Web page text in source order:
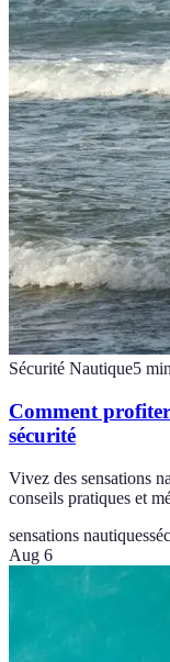
Sécurité Nautique5 min
Comment
sécurité
Vivez des sensations
conseils pratiques et
sensations nautiques
Aug 6